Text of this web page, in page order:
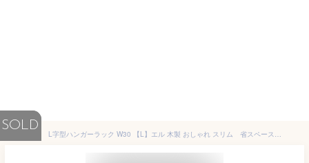
SOLD
L字型ハンガーラック W30 【L】エル 木製 おしゃれ スリム 省スペース コートハンガー 洋服掛け 洋服ハンガー 衣類収納 シンプル 一人暮らし 新生活